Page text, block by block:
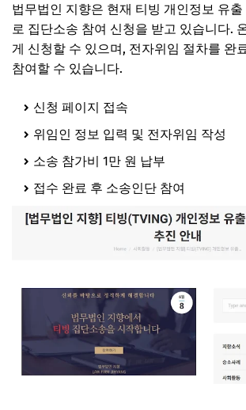
법무법인 지향은 현재 티빙 개인정보 유
로 집단소송 참여 신청을 받고 있습니다.
게 신청할 수 있으며, 전자위임 절차를 완
참여할 수 있습니다.
신청 페이지 접속
위임인 정보 입력 및 전자위임 작성
소송 참가비 1만 원 납부
접수 완료 후 소송인단 참여